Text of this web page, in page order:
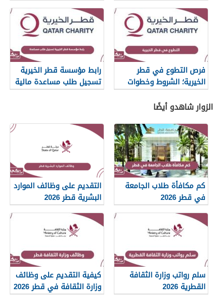
فرص التطوع في قطر
الخيرية؛ الشروط وخطوات
التقديم
رابط مؤسسة قطر الخيرية
تسجيل طلب مساعدة مالية
الزوار شاهدو أيضًا
كم مكافأة طلاب الجامعة
في قطر 2026
التقديم على وظائف الموارد
البشرية قطر 2026
سلم رواتب وزارة الثقافة
القطرية 2026
كيفية التقديم على وظائف
وزارة الثقافة في قطر 2026